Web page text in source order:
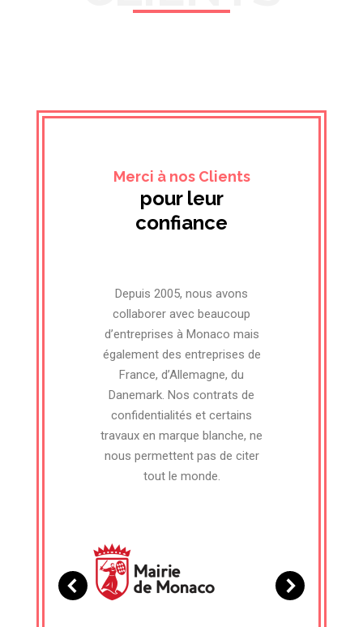
Merci à nos Clients
pour leur
confiance
Depuis 2005, nous avons
collaborer avec beaucoup
d’entreprises à Monaco mais
également des entreprises de
France, d’Allemagne, du
Danemark. Nos contrats de
confidentialités et certains
travaux en marque blanche, ne
nous permettent pas de citer
tout le monde.